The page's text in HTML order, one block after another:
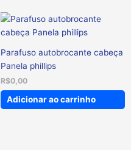
Parafuso autobrocante cabeça
Panela phillips
R$0,00
Adicionar ao carrinho